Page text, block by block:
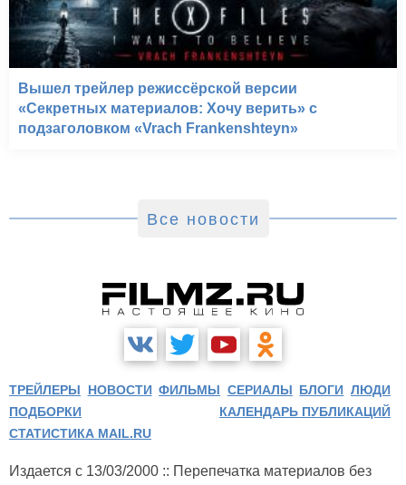
Вышел трейлер режиссёрской версии
«Секретных материалов: Хочу верить» с
подзаголовком «Vrach Frankenshteyn»
Все новости
ТРЕЙЛЕРЫ НОВОСТИ ФИЛЬМЫ СЕРИАЛЫ БЛОГИ ЛЮДИ
ПОДБОРКИ
КАЛЕНДАРЬ ПУБЛИКАЦИЙ
СТАТИСТИКА MAIL.RU
Издается с 13/03/2000 :: Перепечатка материалов без